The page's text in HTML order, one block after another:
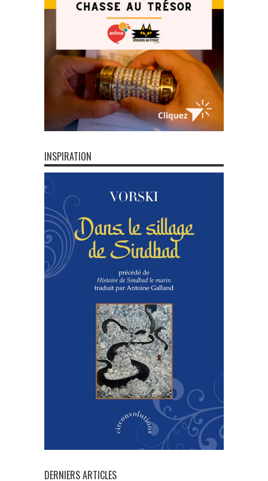
INSPIRATION
DERNIERS ARTICLES